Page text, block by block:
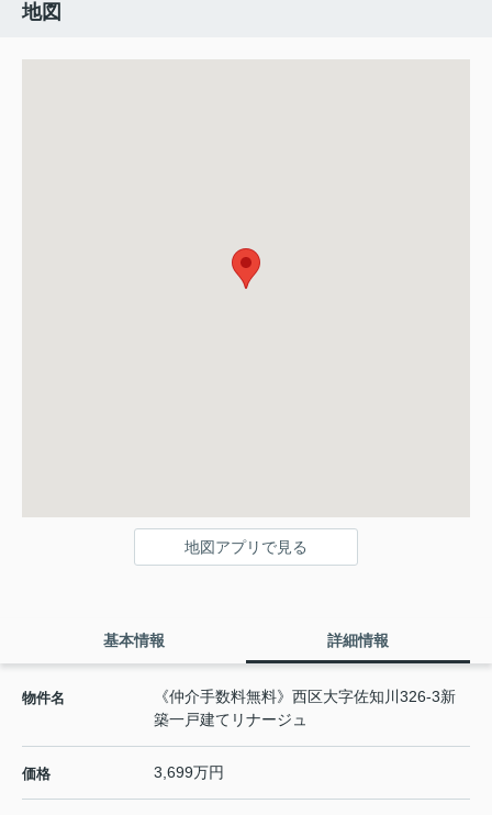
地図
地図アプリで見る
基本情報 詳細情報
物件名
《仲介手数料無料》西区大字佐知川326-3新
築一戸建てリナージュ
価格 3,699万円